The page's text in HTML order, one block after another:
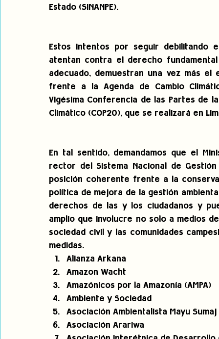
Estado (SINANPE).
Estos intentos por seguir debilitando
atentan contra el derecho
adecuado, demuestran una vez más
frente a la Agenda de Cambio
Vigésima Conferencia de las Partes de
Climático (COP20), que se realizará en
En tal sentido, demandamos que el
rector del Sistema Nacional de
posición coherente frente a la
política de mejora de la gestión
derechos de las y los ciudadanos y
amplio que involucre no solo a medios
sociedad civil y las comunidades
medidas.
Alianza Arkana
Amazon Wacht
Amazónicos por la Amazonía (AMPA)
Ambiente y Sociedad
Asociación Ambientalista Mayu Sumaj
Asociación Arariwa